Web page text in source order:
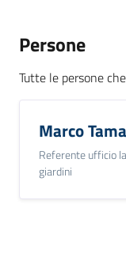
Persone
Tutte le persone
Marco
Referente ufficio
giardini